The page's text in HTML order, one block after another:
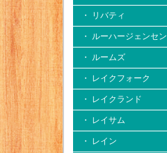
・ リバティ
・ ルーハージェンセン
・ ルームズ
・ レイクフォーク
・ レイクランド
・ レイサム
・ レイン